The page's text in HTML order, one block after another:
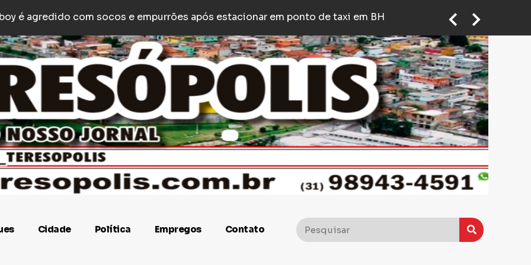
aré encontrado morto no bairro Santo Antônio, em BH, após briga em posto de gasolina
Cidade Política Empregos Contato